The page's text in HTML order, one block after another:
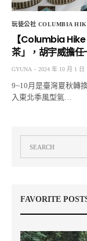
玩徒公社 COLUMBIA
【Columbia
茶」，胡宇威擔任
GYUNA 2024 年 10 月 1 日
9~10月是臺灣夏秋轉
入東北季風型氣…
FAVORITE